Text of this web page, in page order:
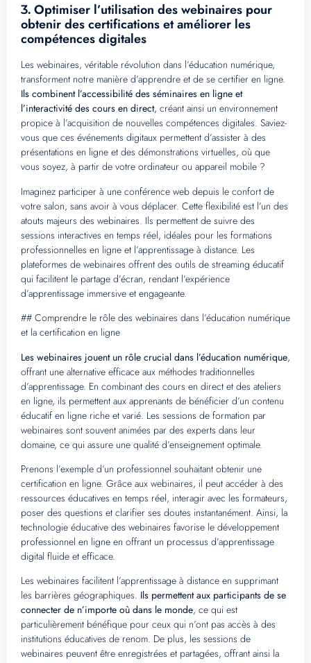
3. Optimiser l’utilisation des webinaires pour
obtenir des certifications et améliorer les
compétences digitales
Les webinaires, véritable révolution dans l’éducation numérique,
transforment notre manière d’apprendre et de se certifier en ligne.
Ils combinent l’accessibilité des séminaires en ligne et
l’interactivité des cours en direct, créant ainsi un environnement
propice à l’acquisition de nouvelles compétences digitales. Saviez-
vous que ces événements digitaux permettent d’assister à des
présentations en ligne et des démonstrations virtuelles, où que
vous soyez, à partir de votre ordinateur ou appareil mobile ?
Imaginez participer à une conférence web depuis le confort de
votre salon, sans avoir à vous déplacer. Cette flexibilité est l’un des
atouts majeurs des webinaires. Ils permettent de suivre des
sessions interactives en temps réel, idéales pour les formations
professionnelles en ligne et l’apprentissage à distance. Les
plateformes de webinaires offrent des outils de streaming éducatif
qui facilitent le partage d’écran, rendant l’expérience
d’apprentissage immersive et engageante.
## Comprendre le rôle des webinaires dans l’éducation numérique
et la certification en ligne
Les webinaires jouent un rôle crucial dans l’éducation numérique,
offrant une alternative efficace aux méthodes traditionnelles
d’apprentissage. En combinant des cours en direct et des ateliers
en ligne, ils permettent aux apprenants de bénéficier d’un contenu
éducatif en ligne riche et varié. Les sessions de formation par
webinaires sont souvent animées par des experts dans leur
domaine, ce qui assure une qualité d’enseignement optimale.
Prenons l’exemple d’un professionnel souhaitant obtenir une
certification en ligne. Grâce aux webinaires, il peut accéder à des
ressources éducatives en temps réel, interagir avec les formateurs,
poser des questions et clarifier ses doutes instantanément. Ainsi, la
technologie éducative des webinaires favorise le développement
professionnel en ligne en offrant un processus d’apprentissage
digital fluide et efficace.
Les webinaires facilitent l’apprentissage à distance en supprimant
les barrières géographiques. Ils permettent aux participants de se
connecter de n’importe où dans le monde, ce qui est
particulièrement bénéfique pour ceux qui n’ont pas accès à des
institutions éducatives de renom. De plus, les sessions de
webinaires peuvent être enregistrées et partagées, offrant ainsi la